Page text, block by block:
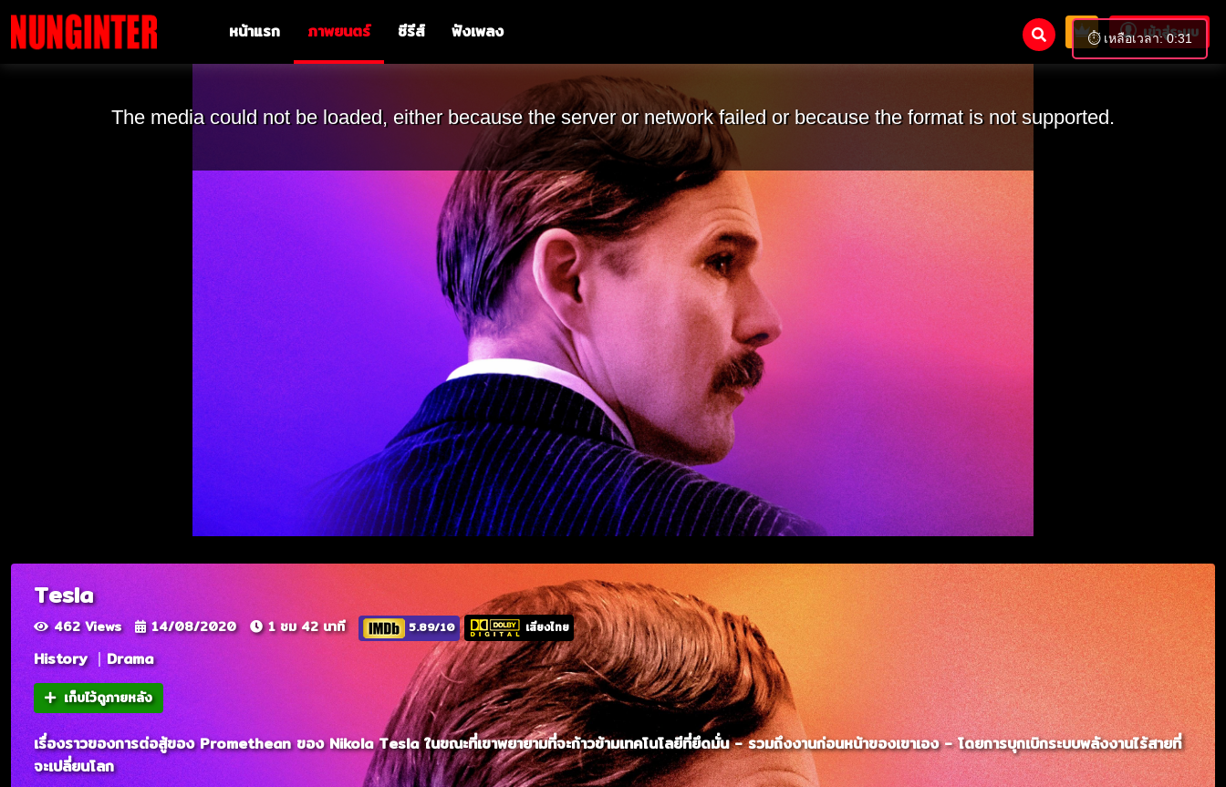
หน้าแรก ภาพยนตร์ ซีรีส์ ฟังเพลง เข้าสู่ระบบ
The media could not be loaded, either because the server or network failed or because the format is not supported.
Tesla
462 Views 14/08/2020 1 ชม 42 นาที 5.89/10 เสียงไทย
History Drama
เก็บไว้ดูภายหลัง
เรื่องราวของการต่อสู้ของ Promethean ของ Nikola Tesla ในขณะที่เขาพยายามที่จะก้าวข้ามเทคโนโลยีที่ยึดมั่น - รวมถึงงานก่อนหน้าของเขาเอง - โดยการบุกเบิกระบบพลังงานไร้สายที่
จะเปลี่ยนโลก
⏱️ เหลือเวลา: 0:30